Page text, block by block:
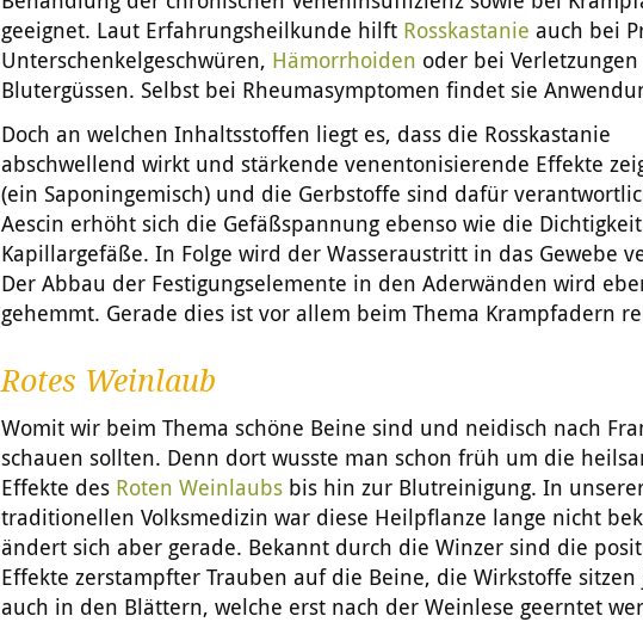
geeignet. Laut Erfahrungsheilkunde hilft Rosskastanie auch bei
Unterschenkelgeschwüren, Hämorrhoiden oder bei Verletzungen
Blutergüssen. Selbst bei Rheumasymptomen findet sie
Doch an welchen Inhaltsstoffen liegt es, dass die Rosskastanie
abschwellend wirkt und stärkende venentonisierende Effekte
(ein Saponingemisch) und die Gerbstoffe sind dafür
Aescin erhöht sich die Gefäßspannung ebenso wie die
Kapillargefäße. In Folge wird der Wasseraustritt in das Gewebe
Der Abbau der Festigungselemente in den Aderwänden wird
gehemmt. Gerade dies ist vor allem beim Thema Krampfadern
Rotes Weinlaub
Womit wir beim Thema schöne Beine sind und neidisch nach
schauen sollten. Denn dort wusste man schon früh um die
Effekte des Roten Weinlaubs bis hin zur Blutreinigung. In
traditionellen Volksmedizin war diese Heilpflanze lange nicht
ändert sich aber gerade. Bekannt durch die Winzer sind die
Effekte zerstampfter Trauben auf die Beine, die Wirkstoffe sitzen
auch in den Blättern, welche erst nach der Weinlese geerntet